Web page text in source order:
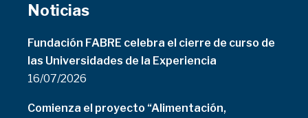
Noticias
Fundación FABRE celebra el cierre de curso de
las Universidades de la Experiencia
16/07/2026
Comienza el proyecto “Alimentación,